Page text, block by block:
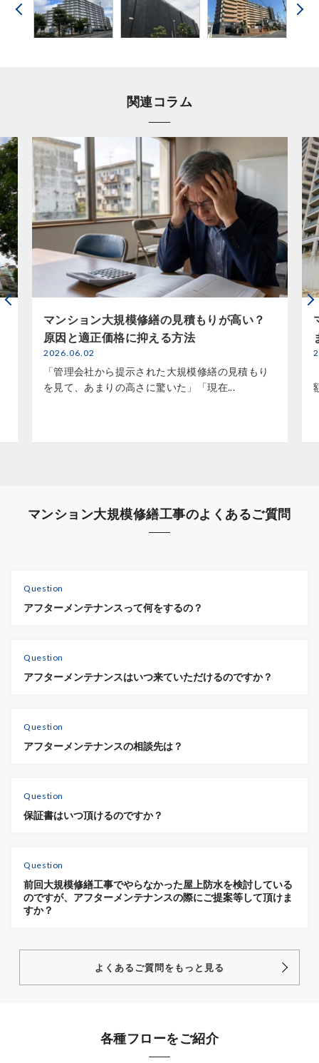
関連コラム
マンション大規模修繕の見積もりが高い？
原因と適正価格に抑える方法
2026.06.02
「管理会社から提示された大規模修繕の見積もり
を見て、あまりの高さに驚いた」「現在...
マンション大規模修繕工事のよくあるご質問
Question
アフターメンテナンスって何をするの？
Question
アフターメンテナンスはいつ来ていただけるのですか？
Question
アフターメンテナンスの相談先は？
Question
保証書はいつ頂けるのですか？
Question
前回大規模修繕工事でやらなかった屋上防水を検討している
のですが、アフターメンテナンスの際にご提案等して頂けま
すか？
よくあるご質問をもっと見る
各種フローをご紹介